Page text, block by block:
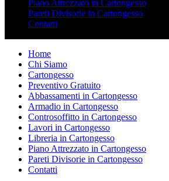
Piano Attrezzato in Cartongesso
Pareti Divisorie in Cartongesso
Contatti
Home
Chi Siamo
Cartongesso
Preventivo Gratuito
Abbassamenti in Cartongesso
Armadio in Cartongesso
Controsoffitto in Cartongesso
Lavori in Cartongesso
Libreria in Cartongesso
Piano Attrezzato in Cartongesso
Pareti Divisorie in Cartongesso
Contatti